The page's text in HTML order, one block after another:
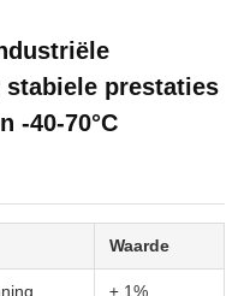
prestaties
-40-70°C
Waarde
± 1%